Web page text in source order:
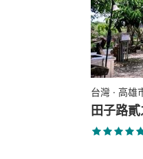
台灣 · 高雄
田子路